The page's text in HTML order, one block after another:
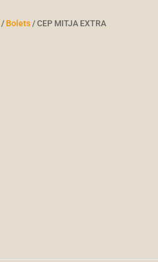
/ Bolets / CEP MITJA EXTRA